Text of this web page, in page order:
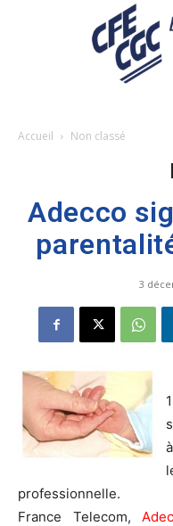
Accueil Non classé
Adecco
3
professionnelle.
France Telecom,